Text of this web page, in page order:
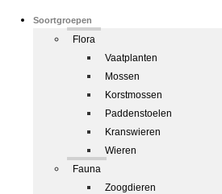
Soortgroepen
Flora
Vaatplanten
Mossen
Korstmossen
Paddenstoelen
Kranswieren
Wieren
Fauna
Zoogdieren